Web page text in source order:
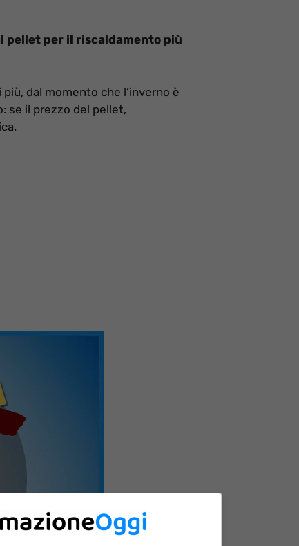
pellet per il riscaldamento più
dal momento che l’inverno è
se il prezzo del pellet,